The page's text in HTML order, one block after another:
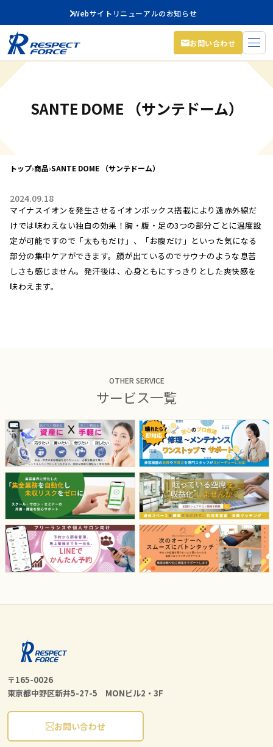
Webサイトリニューアルのお知らせ
お問い合わせ
SANTE DOME （サンテドーム）
トップ›商品›SANTE DOME （サンテドーム）
2024.09.18
マイナスイオンを発生させるイオンボックス搭載により遠赤外線だ
けでは味わえない独自の効果！胸・腹・足の3つの部分ごとに温度設
定が可能ですので「太ももだけ」、「お腹だけ」といった気になる
部分の集中ケアができます。顔が出ているのでサウナのような息苦
しさも感じません。発汗後は、心身ともにすっきりとした爽快感を
味わえます。
OTHER SERVICE
サービス一覧
〒165-0026
東京都中野区新井5-27-5 MONビル2・3F
お問い合わせ